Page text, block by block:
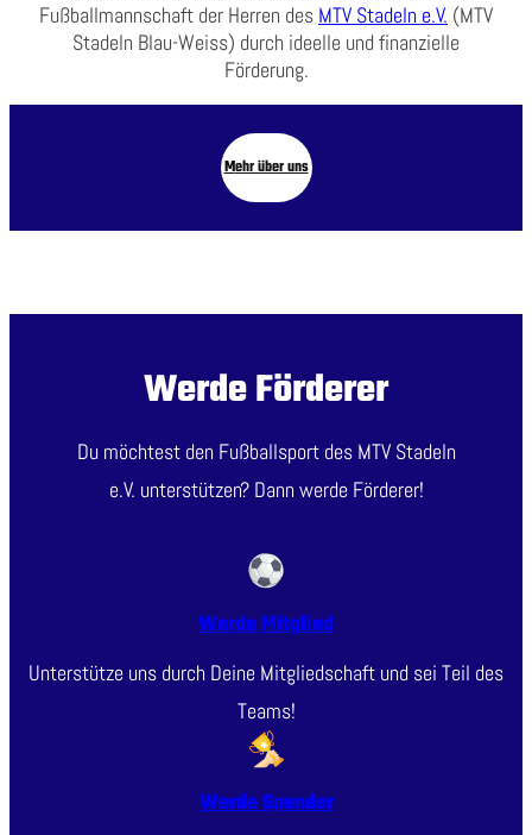
Fußballmannschaft der Herren des MTV Stadeln e.V. (MTV
Stadeln Blau-Weiss) durch ideelle und finanzielle
Förderung.
Mehr über uns
Werde Förderer
Du möchtest den Fußballsport des MTV Stadeln
e.V. unterstützen? Dann werde Förderer!
Werde Mitglied
Unterstütze uns durch Deine Mitgliedschaft und sei Teil des
Teams!
Werde Spender